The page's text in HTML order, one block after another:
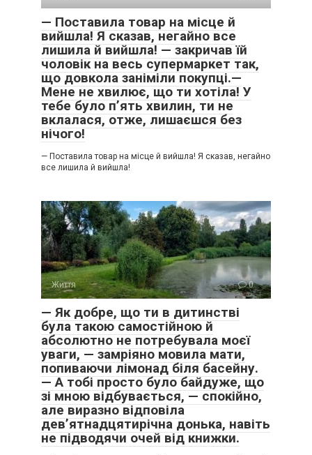
— Поставила товар на місце й
вийшла! Я сказав, негайно все
лишила й вийшла! — закричав їй
чоловік на весь супермаркет так,
що довкола заніміли покупці.—
Мене не хвилює, що ти хотіла! У
тебе було п’ять хвилин, ти не
вклалася, отже, лишаєшся без
нічого!
— Поставила товар на місце й вийшла! Я сказав, негайно
все лишила й вийшла!
Життя 0
— Як добре, що ти в дитинстві
була такою самостійною й
абсолютно не потребувала моєї
уваги, — замріяно мовила мати,
попиваючи лімонад біля басейну.
— А тобі просто було байдуже, що
зі мною відбувається, — спокійно,
але виразно відповіла
дев’ятнадцятирічна донька, навіть
не підводячи очей від книжки.